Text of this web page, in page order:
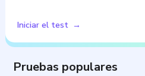
Iniciar el test
Pruebas populares